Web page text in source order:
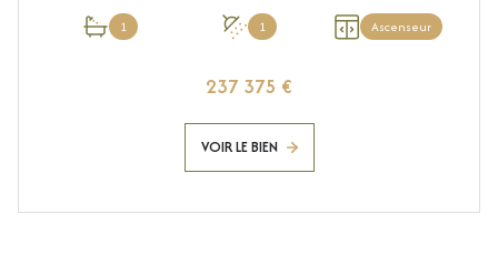
1 1 Ascenseur
237 375 €
VOIR LE BIEN